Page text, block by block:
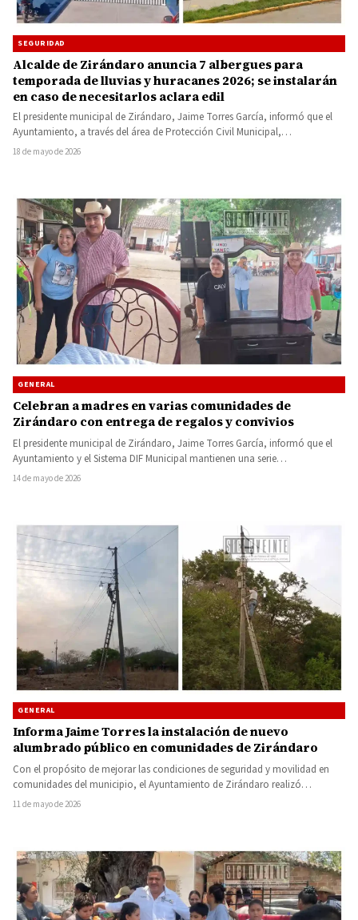
SEGURIDAD
Alcalde de Zirándaro anuncia 7 albergues para
temporada de lluvias y huracanes 2026; se instalarán
en caso de necesitarlos aclara edil
El presidente municipal de Zirándaro, Jaime Torres García, informó que el
Ayuntamiento, a través del área de Protección Civil Municipal,…
18 de mayo de 2026
GENERAL
Celebran a madres en varias comunidades de
Zirándaro con entrega de regalos y convivios
El presidente municipal de Zirándaro, Jaime Torres García, informó que el
Ayuntamiento y el Sistema DIF Municipal mantienen una serie…
14 de mayo de 2026
GENERAL
Informa Jaime Torres la instalación de nuevo
alumbrado público en comunidades de Zirándaro
Con el propósito de mejorar las condiciones de seguridad y movilidad en
comunidades del municipio, el Ayuntamiento de Zirándaro realizó…
11 de mayo de 2026